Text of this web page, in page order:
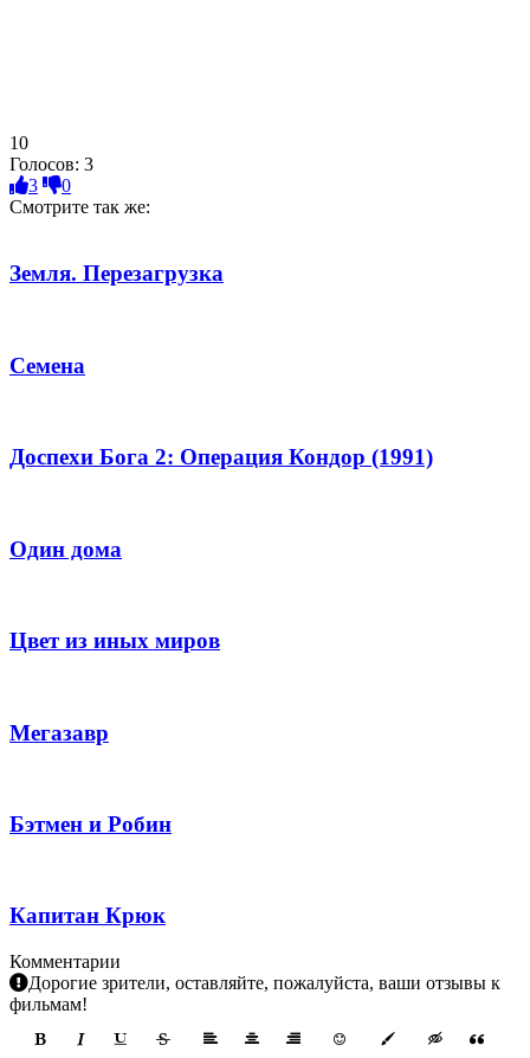
10
Голосов: 3
3
0
Смотрите так же:
Земля. Перезагрузка
Семена
Доспехи Бога 2: Операция Кондор (1991)
Один дома
Цвет из иных миров
Мегазавр
Бэтмен и Робин
Капитан Крюк
Комментарии
Дорогие зрители, оставляйте, пожалуйста, ваши отзывы к
фильмам!